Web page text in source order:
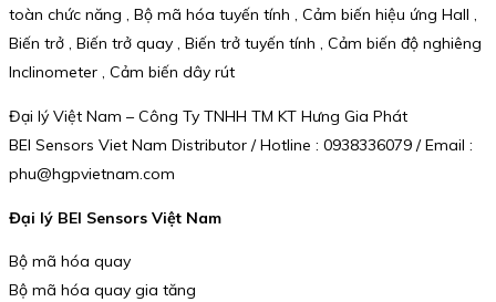
toàn chức năng , Bộ mã hóa tuyến tính , Cảm biến hiệu ứng Hall ,
Biến trở , Biến trở quay , Biến trở tuyến tính , Cảm biến độ nghiêng
Inclinometer , Cảm biến dây rút
Đại lý Việt Nam – Công Ty TNHH TM KT Hưng Gia Phát
BEI Sensors Viet Nam Distributor / Hotline : 0938336079 / Email :
phu@hgpvietnam.com
Đại lý BEI Sensors Việt Nam
Bộ mã hóa quay
Bộ mã hóa quay gia tăng